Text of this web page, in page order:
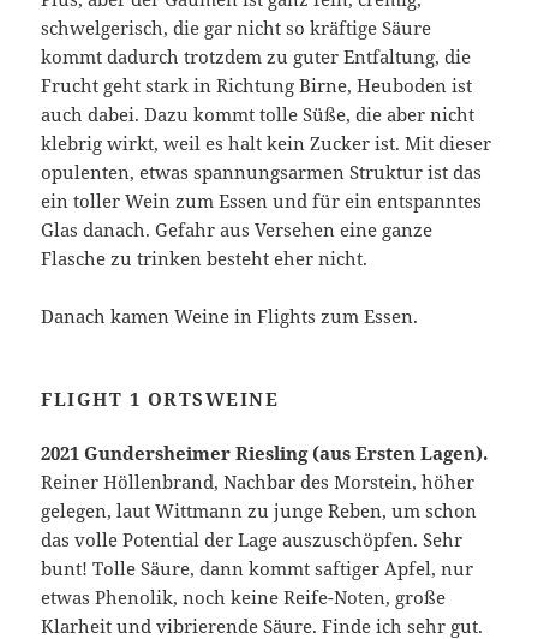
schwelgerisch, die gar nicht so kräftige Säure
kommt dadurch trotzdem zu guter Entfaltung, die
Frucht geht stark in Richtung Birne, Heuboden ist
auch dabei. Dazu kommt tolle Süße, die aber nicht
klebrig wirkt, weil es halt kein Zucker ist. Mit dieser
opulenten, etwas spannungsarmen Struktur ist das
ein toller Wein zum Essen und für ein entspanntes
Glas danach. Gefahr aus Versehen eine ganze
Flasche zu trinken besteht eher nicht.
Danach kamen Weine in Flights zum Essen.
FLIGHT 1 ORTSWEINE
2021 Gundersheimer Riesling (aus Ersten Lagen).
Reiner Höllenbrand, Nachbar des Morstein, höher
gelegen, laut Wittmann zu junge Reben, um schon
das volle Potential der Lage auszuschöpfen. Sehr
bunt! Tolle Säure, dann kommt saftiger Apfel, nur
etwas Phenolik, noch keine Reife-Noten, große
Klarheit und vibrierende Säure. Finde ich sehr gut.